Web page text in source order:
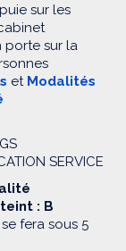
sur les
porte sur la
et Modalités
SERVICE
: B
fera sous 5